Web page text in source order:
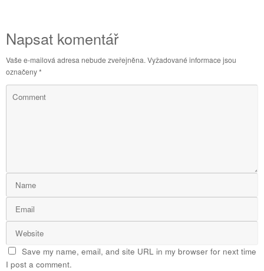
Napsat komentář
Vaše e-mailová adresa nebude zveřejněna. Vyžadované informace jsou
označeny*
Save my name, email, and site URL in my browser for next time
I post a comment.